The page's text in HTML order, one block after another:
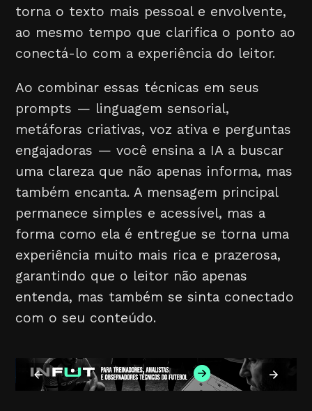
torna o texto mais pessoal e envolvente,
ao mesmo tempo que clarifica o ponto ao
conectá-lo com a experiência do leitor.
Ao combinar essas técnicas em seus
prompts — linguagem sensorial,
metáforas criativas, voz ativa e perguntas
engajadoras — você ensina a IA a buscar
uma clareza que não apenas informa, mas
também encanta. A mensagem principal
permanece simples e acessível, mas a
forma como ela é entregue se torna uma
experiência muito mais rica e prazerosa,
garantindo que o leitor não apenas
entenda, mas também se sinta conectado
com o seu conteúdo.